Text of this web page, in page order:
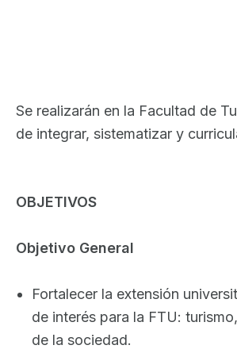
Se realizarán en la Facultad de
de integrar, sistematizar y
OBJETIVOS
Objetivo General
Fortalecer la extensión
de interés para la FTU:
de la sociedad.